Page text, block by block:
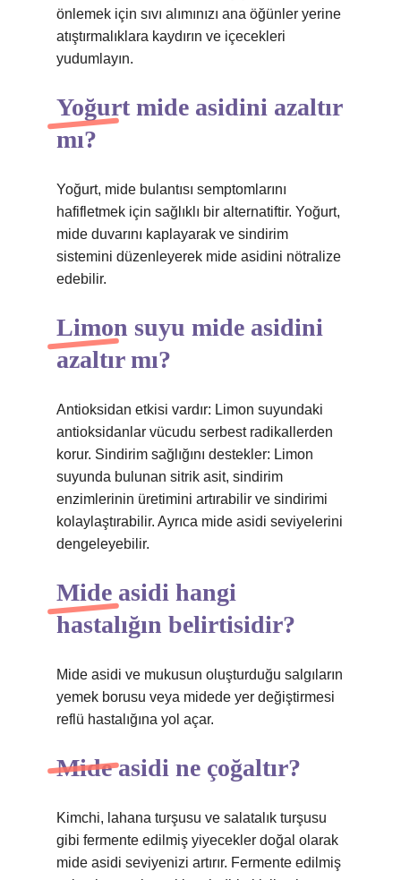
önlemek için sıvı alımınızı ana öğünler yerine
atıştırmalıklara kaydırın ve içecekleri
yudumlayın.
Yoğurt mide asidini azaltır
mı?
Yoğurt, mide bulantısı semptomlarını
hafifletmek için sağlıklı bir alternatiftir. Yoğurt,
mide duvarını kaplayarak ve sindirim
sistemini düzenleyerek mide asidini nötralize
edebilir.
Limon suyu mide asidini
azaltır mı?
Antioksidan etkisi vardır: Limon suyundaki
antioksidanlar vücudu serbest radikallerden
korur. Sindirim sağlığını destekler: Limon
suyunda bulunan sitrik asit, sindirim
enzimlerinin üretimini artırabilir ve sindirimi
kolaylaştırabilir. Ayrıca mide asidi seviyelerini
dengeleyebilir.
Mide asidi hangi
hastalığın belirtisidir?
Mide asidi ve mukusun oluşturduğu salgıların
yemek borusu veya midede yer değiştirmesi
reflü hastalığına yol açar.
Mide asidi ne çoğaltır?
Kimchi, lahana turşusu ve salatalık turşusu
gibi fermente edilmiş yiyecekler doğal olarak
mide asidi seviyenizi artırır. Fermente edilmiş